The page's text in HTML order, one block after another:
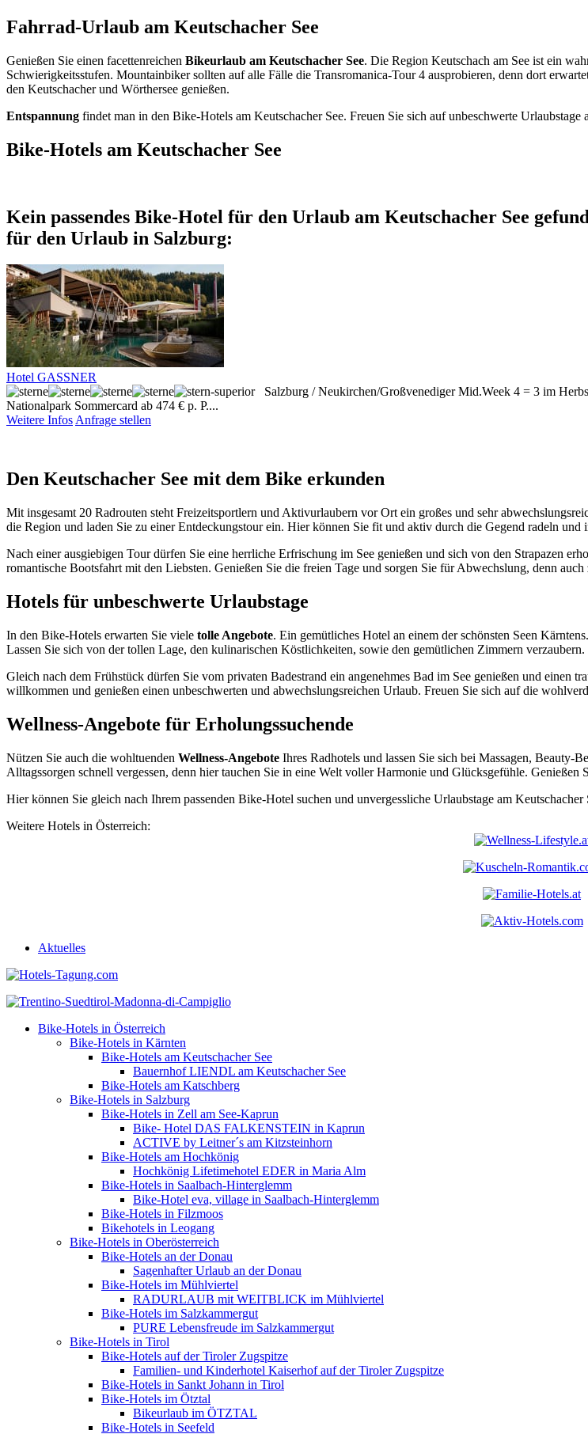
Fahrrad-Urlaub am Keutschacher See
Genießen Sie einen facettenreichen Bikeurlaub am Keutschacher See. Die Region Keutschach am See ist ein
Schwierigkeitsstufen. Mountainbiker sollten auf alle Fälle die Transromanica-Tour 4 ausprobieren, denn dort
den Keutschacher und Wörthersee genießen.
Entspannung findet man in den Bike-Hotels am Keutschacher See. Freuen Sie sich auf unbeschwerte
Bike-Hotels am Keutschacher See
Kein passendes Bike-Hotel für den Urlaub am Keutschacher See
für den Urlaub in Salzburg:
Hotel GASSNER
Salzburg / Neukirchen/GroßvenedigerMid.Week 4 = 3 im
Nationalpark Sommercard ab 474 € p. P....
Weitere InfosAnfrage stellen
Den Keutschacher See mit dem Bike erkunden
Mit insgesamt 20 Radrouten steht Freizeitsportlern und Aktivurlaubern vor Ort ein großes und sehr
die Region und laden Sie zu einer Entdeckungstour ein. Hier können Sie fit und aktiv durch die Gegend radeln und
Nach einer ausgiebigen Tour dürfen Sie eine herrliche Erfrischung im See genießen und sich von den Strapazen
romantische Bootsfahrt mit den Liebsten. Genießen Sie die freien Tage und sorgen Sie für Abwechslung, denn
Hotels für unbeschwerte Urlaubstage
In den Bike-Hotels erwarten Sie viele tolle Angebote. Ein gemütliches Hotel an einem der schönsten Seen
Lassen Sie sich von der tollen Lage, den kulinarischen Köstlichkeiten, sowie den gemütlichen Zimmern verzaubern.
Gleich nach dem Frühstück dürfen Sie vom privaten Badestrand ein angenehmes Bad im See genießen und einen
willkommen und genießen einen unbeschwerten und abwechslungsreichen Urlaub. Freuen Sie sich auf die
Wellness-Angebote für Erholungssuchende
Nützen Sie auch die wohltuenden Wellness-Angebote Ihres Radhotels und lassen Sie sich bei Massagen,
Alltagssorgen schnell vergessen, denn hier tauchen Sie in eine Welt voller Harmonie und Glücksgefühle. Genießen
Hier können Sie gleich nach Ihrem passenden Bike-Hotel suchen und unvergessliche Urlaubstage am Keutschacher
Weitere Hotels in Österreich:
Aktuelles
Bike-Hotels in Österreich
Bike-Hotels in Kärnten
Bike-Hotels am Keutschacher See
Bauernhof LIENDL am Keutschacher See
Bike-Hotels am Katschberg
Bike-Hotels in Salzburg
Bike-Hotels in Zell am See-Kaprun
Bike- Hotel DAS FALKENSTEIN in Kaprun
ACTIVE by Leitner´s am Kitzsteinhorn
Bike-Hotels am Hochkönig
Hochkönig Lifetimehotel EDER in Maria Alm
Bike-Hotels in Saalbach-Hinterglemm
Bike-Hotel eva, village in Saalbach-Hinterglemm
Bike-Hotels in Filzmoos
Bikehotels in Leogang
Bike-Hotels in Oberösterreich
Bike-Hotels an der Donau
Sagenhafter Urlaub an der Donau
Bike-Hotels im Mühlviertel
RADURLAUB mit WEITBLICK im Mühlviertel
Bike-Hotels im Salzkammergut
PURE Lebensfreude im Salzkammergut
Bike-Hotels in Tirol
Bike-Hotels auf der Tiroler Zugspitze
Familien- und Kinderhotel Kaiserhof auf der Tiroler Zugspitze
Bike-Hotels in Sankt Johann in Tirol
Bike-Hotels im Ötztal
Bikeurlaub im ÖTZTAL
Bike-Hotels in Seefeld